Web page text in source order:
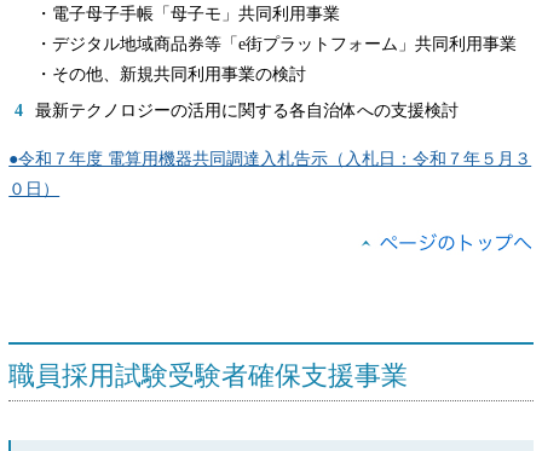
・電子母子手帳「母子モ」共同利用事業
・デジタル地域商品券等「e街プラットフォーム」共同利用事業
・その他、新規共同利用事業の検討
最新テクノロジーの活用に関する各自治体への支援検討
●令和７年度 電算用機器共同調達入札告示（入札日：令和７年５月３
０日）
職員採用試験受験者確保支援事業